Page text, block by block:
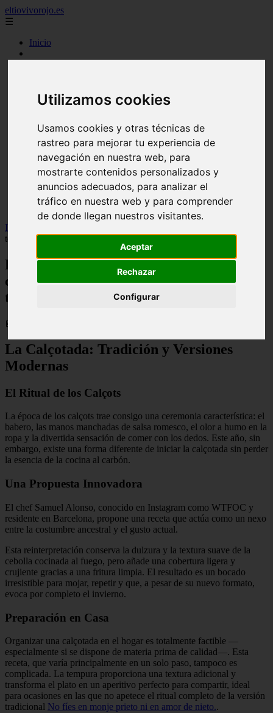
Utilizamos cookies
Usamos cookies y otras técnicas de
rastreo para mejorar tu experiencia de
navegación en nuestra web, para
mostrarte contenidos personalizados y
anuncios adecuados, para analizar el
tráfico en nuestra web y para comprender
de donde llegan nuestros visitantes.
Aceptar
Rechazar
Configurar
eltiovivorojo.es
☰
Inicio
carnes
comidas
huevos
mariscos
postres
producto
reposteria
venezuela
verduras
Inicio
tempura para arrancar la temporada
La receta que reinventa la calçotada:
calçots en tempura para arrancar la
temporada
📅 24/01/2026
La Calçotada: Tradición y Versiones
Modernas
El Ritual de los Calçots
La época de los calçots trae consigo una ceremonia característica: el
babero, las manos manchadas de salsa romesco, el olor a humo en la
ropa y la divertida sensación de comer con los dedos. Este año, sin
embargo, existe una forma diferente de iniciar la calçotada sin perder
la esencia de la cocina al carbón.
Una Propuesta Innovadora
El chef Samuel Alonso, conocido en Instagram como WTFOC y
residente en Barcelona, propone una receta que actúa como un nexo
entre la costumbre ancestral y el gusto actual.
Esta reinterpretación conserva la dulzura y la textura suave de la
cebolla cocinada al fuego, pero añade una cobertura ligera y
crujiente gracias a una fritura limpia. El resultado es un bocado
irresistible para mojar, repetir y que, a pesar de su nuevo formato,
evoca por completo el invierno.
Preparación en Casa
Organizar una calçotada en el hogar es totalmente factible —
especialmente si se dispone de materia prima de calidad—. Esta
receta, que varía principalmente en un solo paso, tampoco es
complicada. La tempura proporciona una textura adicional y
transforma el plato en un aperitivo perfecto para compartir, ideal
para ocasiones en las que no apetece el ritual completo de la versión
tradicional No fíes en monje prieto ni en amor de nieto..